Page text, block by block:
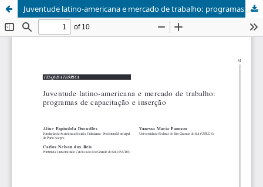
Juventude latino-americana e mercado de trabalho: programas de capacitação e inserção